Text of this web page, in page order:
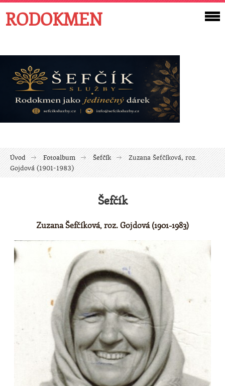
RODOKMEN
Úvod Fotoalbum Šefčík
Zuzana Šefčíková, roz.
Gojdová (1901-1983)
Šefčík
Zuzana Šefčíková, roz. Gojdová (1901-1983)